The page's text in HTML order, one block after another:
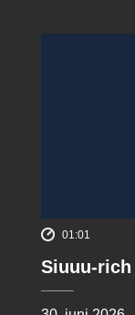
01:01
Siuuu-rich